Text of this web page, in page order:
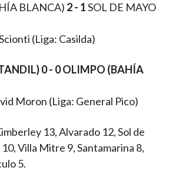
BLANCA) 2 - 1SOL DE MAYO
(Liga: Casilda)
0 - 0 OLIMPO (BAHÍA
Moron (Liga: General Pico)
13, Alvarado 12, Sol de
Villa Mitre 9, Santamarina 8,
5.